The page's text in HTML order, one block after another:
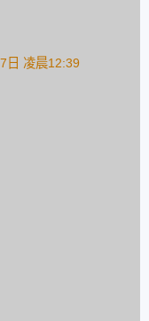
日 凌晨12:39